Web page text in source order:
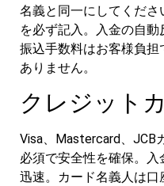
名義と同一にしてくだ
を必ず記入。入金の自動
振込手数料はお客様負
ありません。
クレジット
Visa、Mastercard、JCB
必須で安全性を確保。
迅速。カード名義人は口